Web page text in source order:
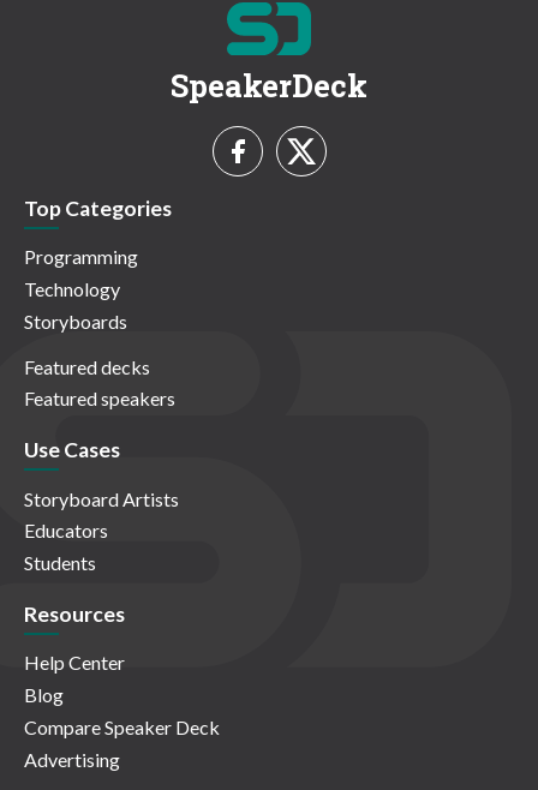
SpeakerDeck
Top Categories
Programming
Technology
Storyboards
Featured decks
Featured speakers
Use Cases
Storyboard Artists
Educators
Students
Resources
Help Center
Blog
Compare Speaker Deck
Advertising